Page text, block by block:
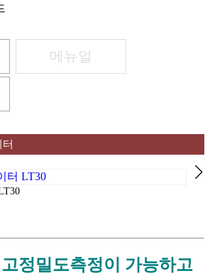
메뉴얼
고정밀도측정이 가능하고